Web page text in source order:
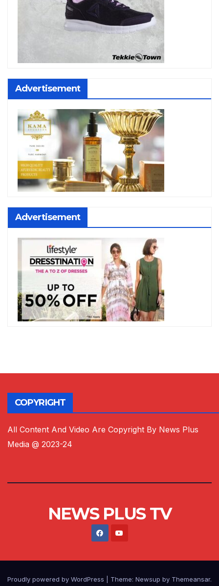
Advertisement
Advertisement
COPYRIGHT
All Content And Video Are Copyright By News Plus
Media @ 2023-24
NEWS PLUS TV
Proudly powered by WordPress Theme: Newsup by Themeansar.